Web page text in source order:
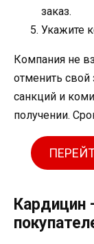
заказ.
Укажите
Компания не
отменить
санкций и
получении.